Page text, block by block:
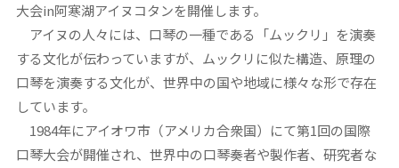
大会in阿寒湖アイヌコタンを開催します。
アイヌの人々には、口琴の一種である「ムックリ」を演奏
する文化が伝わっていますが、ムックリに似た構造、原理の
口琴を演奏する文化が、世界中の国や地域に様々な形で存在
しています。
1984年にアイオワ市（アメリカ合衆国）にて第1回の国際
口琴大会が開催され、世界中の口琴奏者や製作者、研究者な